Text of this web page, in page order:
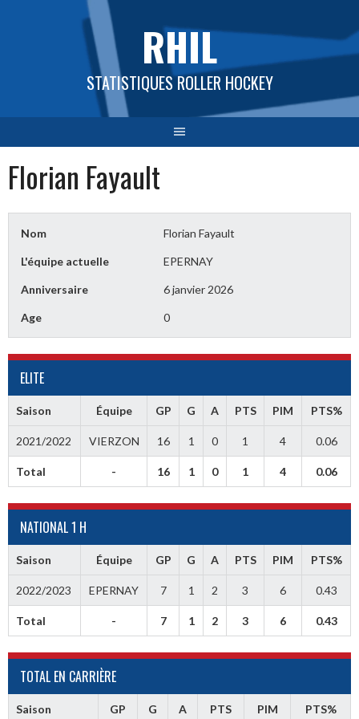
RHIL
STATISTIQUES ROLLER HOCKEY
Florian Fayault
Nom Florian Fayault
L'équipe actuelle EPERNAY
Anniversaire 6 janvier 2026
Age 0
ELITE
Saison Équipe GP G A PTS PIM PTS%
2021/2022 VIERZON 16 1 0 1 4 0.06
Total - 16 1 0 1 4 0.06
NATIONAL 1 H
Saison Équipe GP G A PTS PIM PTS%
2022/2023 EPERNAY 7 1 2 3 6 0.43
Total - 7 1 2 3 6 0.43
TOTAL EN CARRIÈRE
Saison GP G A PTS PIM PTS%